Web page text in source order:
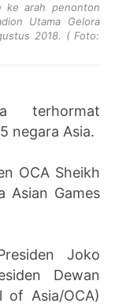
ke arah penonton
Utama Gelora
2018. ( Foto:
terhormat
negara Asia.
OCA Sheikh
Asian Games
Joko
Dewan
of Asia/OCA)